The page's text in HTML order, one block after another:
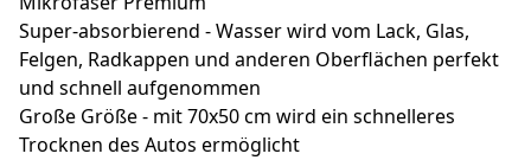
Super-absorbierend - Wasser wird vom Lack, Glas,
Felgen, Radkappen und anderen Oberflächen perfekt
und schnell aufgenommen
Große Größe - mit 70x50 cm wird ein schnelleres
Trocknen des Autos ermöglicht